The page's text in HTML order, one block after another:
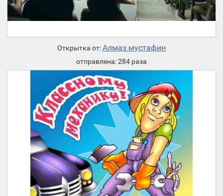
Открытка от:Алмаз мустафин
отправлена: 284 раза